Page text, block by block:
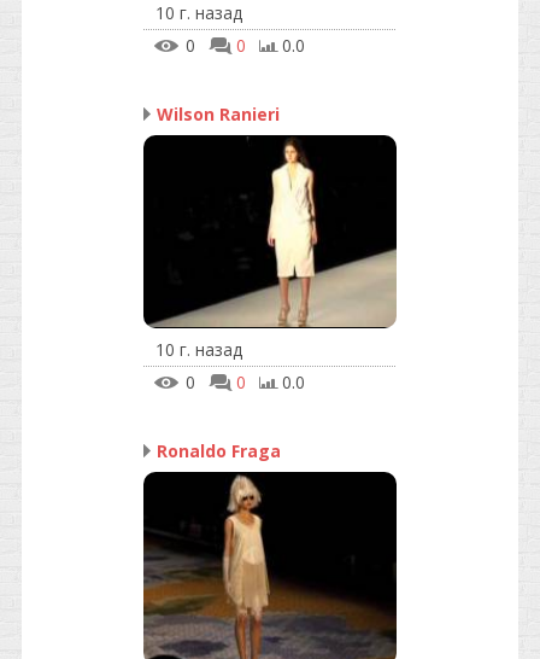
10 г. назад
0
0 0.0
Wilson Ranieri
10 г. назад
0
0 0.0
Ronaldo Fraga